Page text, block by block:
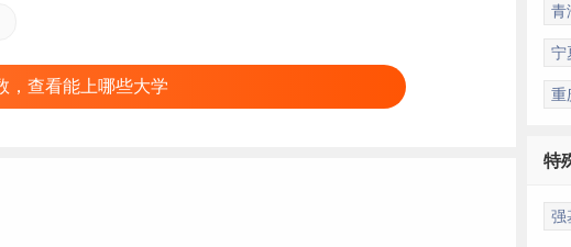
，查看能上哪些大学
青
宁
重
特
强